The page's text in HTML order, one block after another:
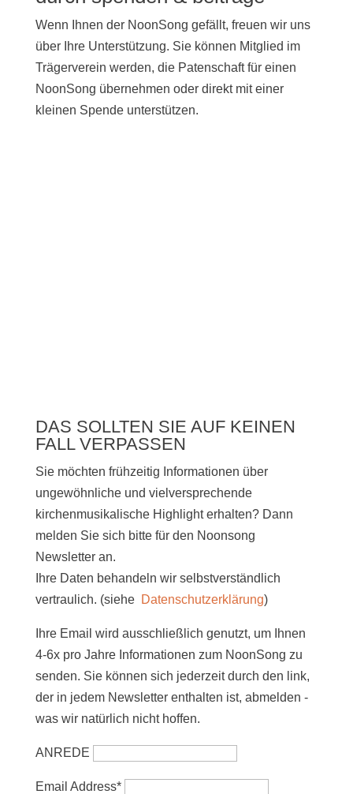
Wenn Ihnen der NoonSong gefällt, freuen wir uns
über Ihre Unterstützung. Sie können Mitglied im
Trägerverein werden, die Patenschaft für einen
NoonSong übernehmen oder direkt mit einer
kleinen Spende unterstützen.
DAS SOLLTEN SIE AUF KEINEN
FALL VERPASSEN
Sie möchten frühzeitig Informationen über
ungewöhnliche und vielversprechende
kirchenmusikalische Highlight erhalten? Dann
melden Sie sich bitte für den Noonsong
Newsletter an.
Ihre Daten behandeln wir selbstverständlich
vertraulich. (siehe Datenschutzerklärung)
Ihre Email wird ausschließlich genutzt, um Ihnen
4-6x pro Jahre Informationen zum NoonSong zu
senden. Sie können sich jederzeit durch den link,
der in jedem Newsletter enthalten ist, abmelden -
was wir natürlich nicht hoffen.
ANREDE
Email Address*